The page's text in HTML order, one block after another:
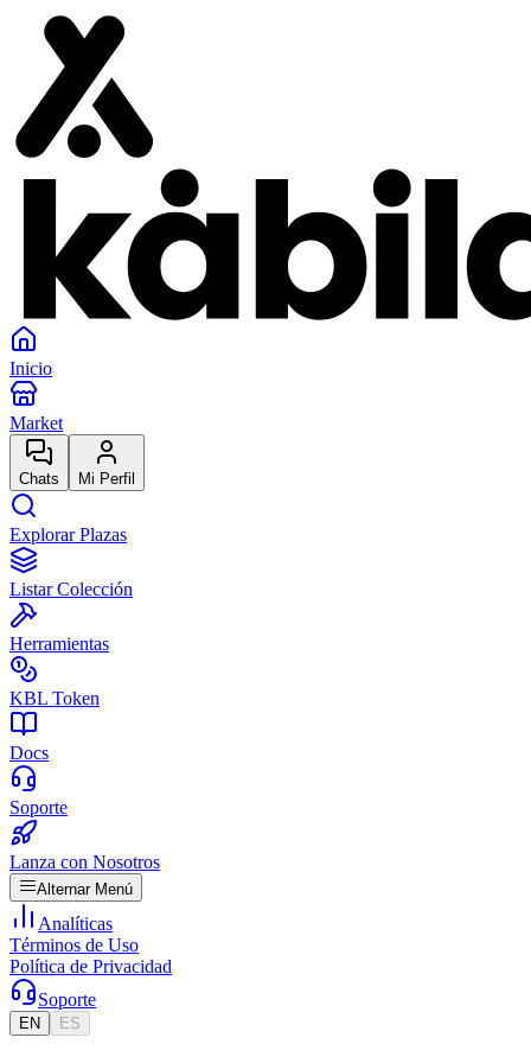
Inicio
Market
Chats Mi Perfil
Explorar Plazas
Listar Colección
Herramientas
KBL Token
Docs
Soporte
Lanza con Nosotros
Alternar Menú
Analíticas
Términos de Uso
Política de Privacidad
Soporte
EN ES